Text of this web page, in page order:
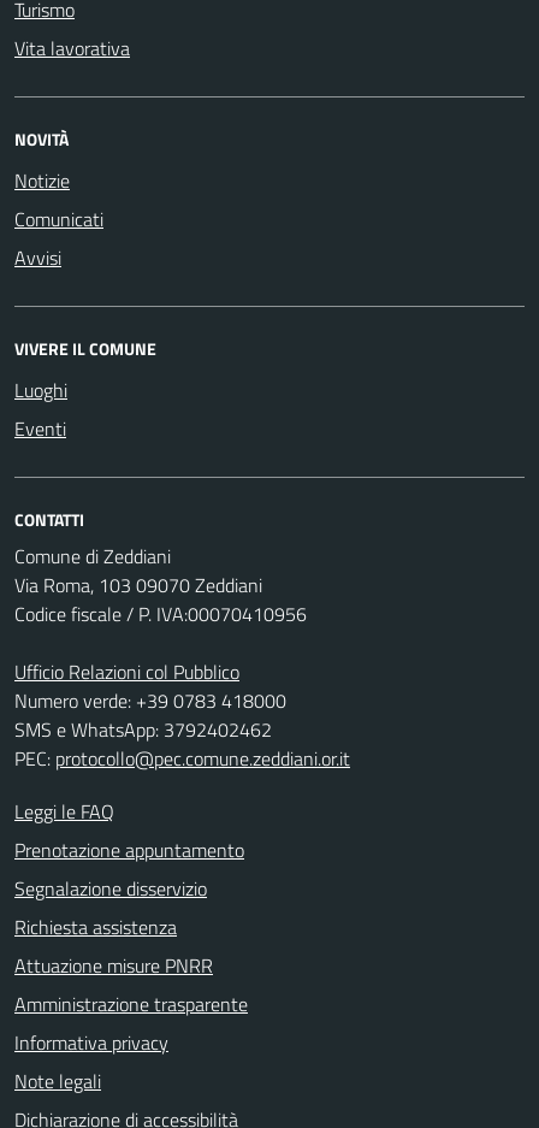
Turismo
Vita lavorativa
NOVITÀ
Notizie
Comunicati
Avvisi
VIVERE IL COMUNE
Luoghi
Eventi
CONTATTI
Comune di Zeddiani
Via Roma, 103 09070 Zeddiani
Codice fiscale / P. IVA:00070410956
Ufficio Relazioni col Pubblico
Numero verde: +39 0783 418000
SMS e WhatsApp: 3792402462
PEC: protocollo@pec.comune.zeddiani.or.it
Leggi le FAQ
Prenotazione appuntamento
Segnalazione disservizio
Richiesta assistenza
Attuazione misure PNRR
Amministrazione trasparente
Informativa privacy
Note legali
Dichiarazione di accessibilità